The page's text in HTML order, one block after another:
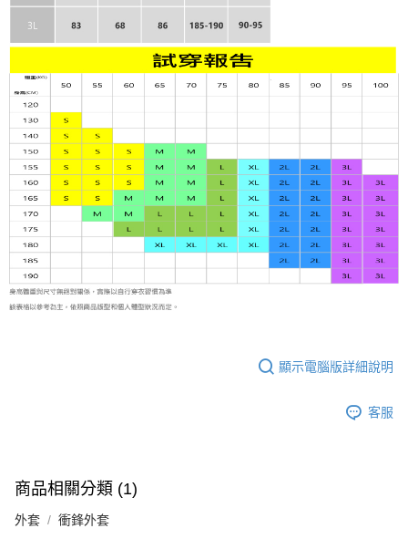
顯示電腦版詳細說明
客服
商品相關分類 (1)
外套 衝鋒外套